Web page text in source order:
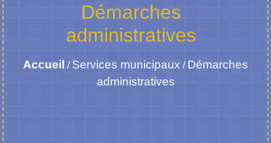
Démarches
administratives
Accueil / Services municipaux / Démarches
administratives